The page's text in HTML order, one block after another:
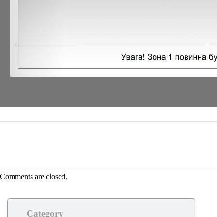
Comments are closed.
Category